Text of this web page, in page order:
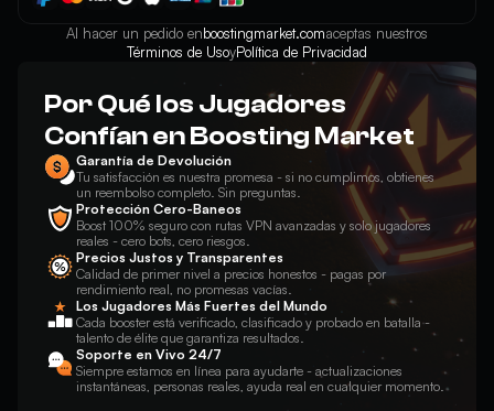
Al hacer un pedido enboostingmarket.comaceptas nuestros
Términos de UsoyPolítica de Privacidad
Por Qué los Jugadores
Confían en Boosting Market
Garantía de Devolución
Tu satisfacción es nuestra promesa - si no cumplimos, obtienes
un reembolso completo. Sin preguntas.
Protección Cero-Baneos
Boost 100% seguro con rutas VPN avanzadas y solo jugadores
reales - cero bots, cero riesgos.
Precios Justos y Transparentes
Calidad de primer nivel a precios honestos - pagas por
rendimiento real, no promesas vacías.
Los Jugadores Más Fuertes del Mundo
Cada booster está verificado, clasificado y probado en batalla -
talento de élite que garantiza resultados.
Soporte en Vivo 24/7
Siempre estamos en línea para ayudarte - actualizaciones
instantáneas, personas reales, ayuda real en cualquier momento.